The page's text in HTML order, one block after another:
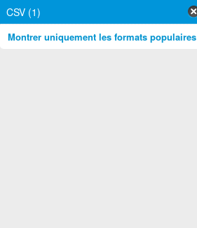
CSV (1)
Montrer uniquement les formats populaires